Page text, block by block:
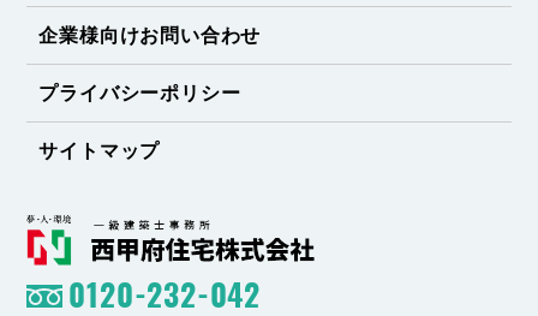
企業様向けお問い合わせ
プライバシーポリシー
サイトマップ
0120-232-042